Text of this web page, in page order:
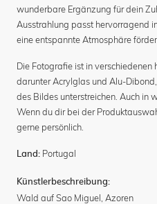
wunderbare Ergänzung für dein
Ausstrahlung passt hervorragend
eine entspannte Atmosphäre
Die Fotografie ist in verschiedenen
darunter Acrylglas und Alu-
des Bildes unterstreichen. Auch in
Wenn du dir bei der
gerne persönlich.
Land: Portugal
Künstlerbeschreibung:
Wald auf Sao Miguel, Azoren